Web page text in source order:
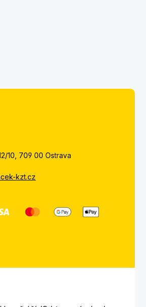
10, 709 00 Ostrava
kzt.cz